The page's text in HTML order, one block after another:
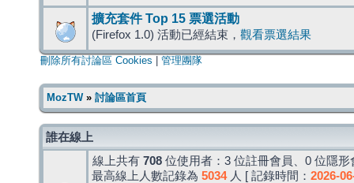
擴充套件 Top 15 票選活動
(Firefox 1.0) 活動已經結束， 觀看票選結果
刪除所有討論區 Cookies 管理團隊
MozTW» 討論區首頁
誰在線上
線上共有 708 位使用者：3 位註冊會員、0 位隱
最高線上人數記錄為 5034人 [ 記錄時間： 2026-